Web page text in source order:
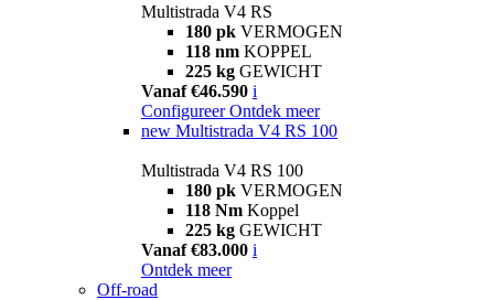
Multistrada V4 RS
180 pk VERMOGEN
118 nm KOPPEL
225 kg GEWICHT
Vanaf €46.590 i
Configureer Ontdek meer
new Multistrada V4 RS 100
Multistrada V4 RS 100
180 pk VERMOGEN
118 Nm Koppel
225 kg GEWICHT
Vanaf €83.000 i
Ontdek meer
Off-road